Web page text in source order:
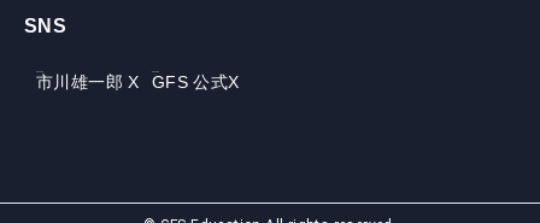
SNS
市川雄一郎 X GFS 公式X